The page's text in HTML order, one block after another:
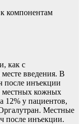
компонентам
как с
введения. В
после инъекции
местных кожных
12% у пациентов,
Местные
после инъекции.